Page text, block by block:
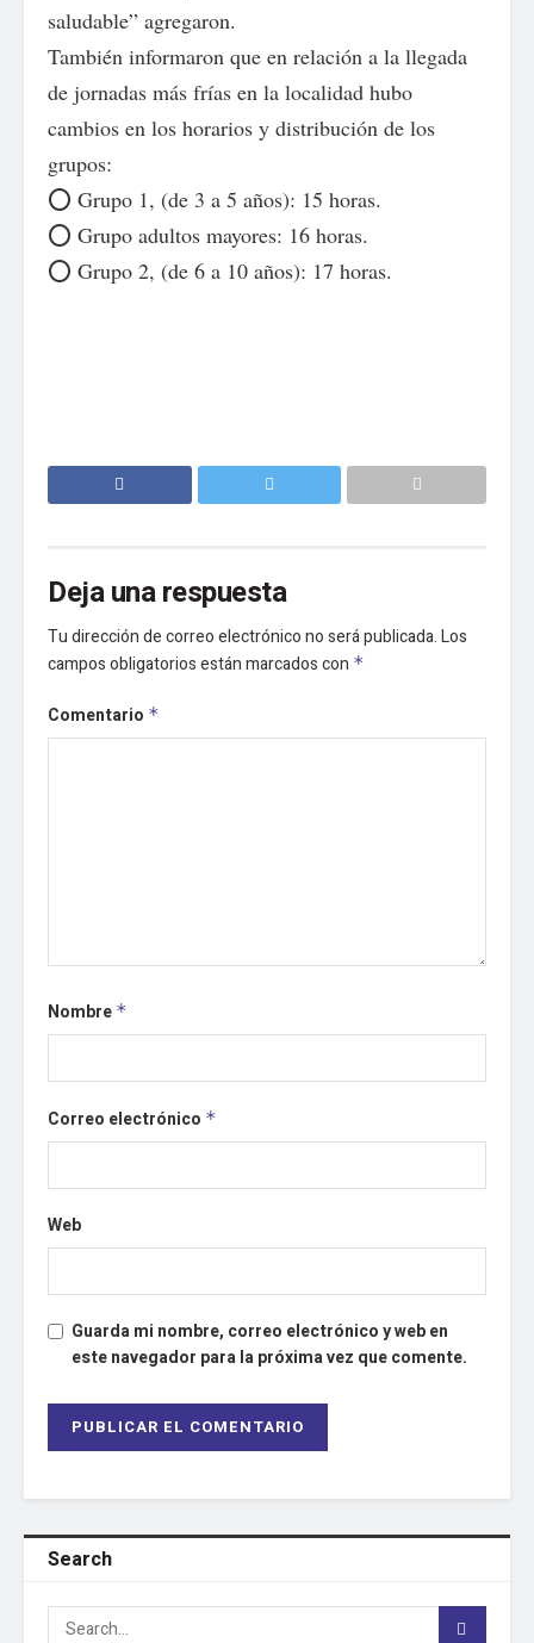
saludable” agregaron.
También informaron que en relación a la llegada
de jornadas más frías en la localidad hubo
cambios en los horarios y distribución de los
grupos:
⭕ Grupo 1, (de 3 a 5 años): 15 horas.
⭕ Grupo adultos mayores: 16 horas.
⭕ Grupo 2, (de 6 a 10 años): 17 horas.
Deja una respuesta
Tu dirección de correo electrónico no será publicada.Los
campos obligatorios están marcados con *
Comentario *
Nombre *
Correo electrónico *
Web
Guarda mi nombre, correo electrónico y web en
este navegador para la próxima vez que comente.
Search